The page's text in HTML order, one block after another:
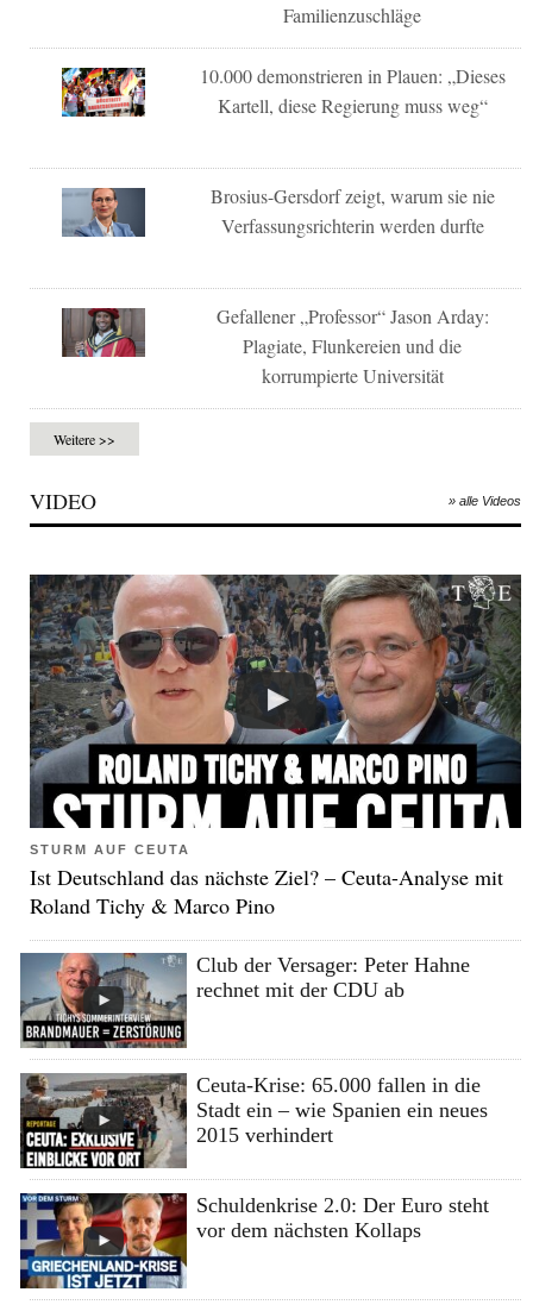
Familienzuschläge
10.000 demonstrieren in Plauen: „Dieses
Kartell, diese Regierung muss weg“
Brosius-Gersdorf zeigt, warum sie nie
Verfassungsrichterin werden durfte
Gefallener „Professor“ Jason Arday:
Plagiate, Flunkereien und die
korrumpierte Universität
Weitere >>
VIDEO » alle Videos
STURM AUF CEUTA
Ist Deutschland das nächste Ziel? – Ceuta-Analyse mit
Roland Tichy & Marco Pino
Club der Versager: Peter Hahne
rechnet mit der CDU ab
Ceuta-Krise: 65.000 fallen in die
Stadt ein – wie Spanien ein neues
2015 verhindert
Schuldenkrise 2.0: Der Euro steht
vor dem nächsten Kollaps